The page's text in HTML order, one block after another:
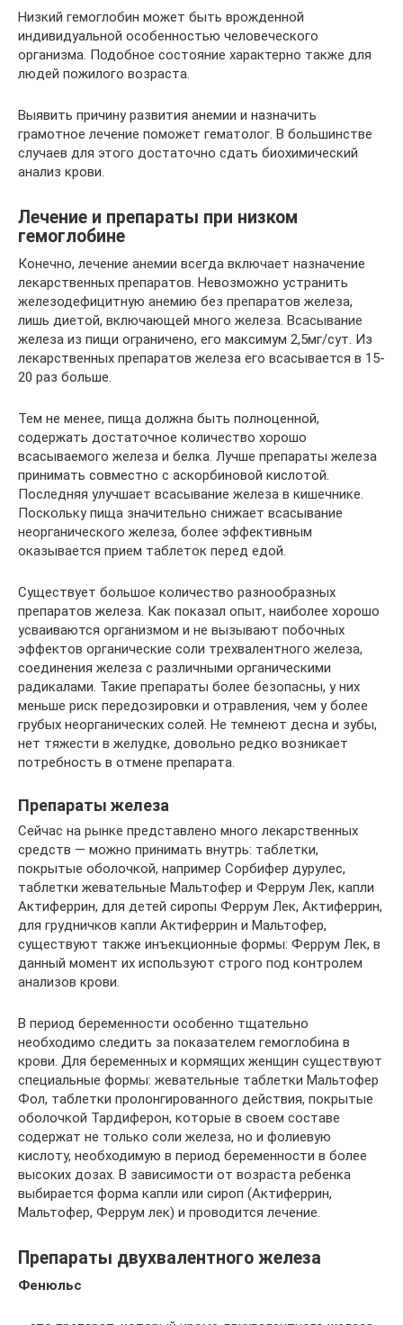
Низкий гемоглобин может быть врожденной
индивидуальной особенностью человеческого
организма. Подобное состояние характерно также для
людей пожилого возраста.
Выявить причину развития анемии и назначить
грамотное лечение поможет гематолог. В большинстве
случаев для этого достаточно сдать биохимический
анализ крови.
Лечение и препараты при низком
гемоглобине
Конечно, лечение анемии всегда включает назначение
лекарственных препаратов. Невозможно устранить
железодефицитную анемию без препаратов железа,
лишь диетой, включающей много железа. Всасывание
железа из пищи ограничено, его максимум 2,5мг/сут. Из
лекарственных препаратов железа его всасывается в 15-
20 раз больше.
Тем не менее, пища должна быть полноценной,
содержать достаточное количество хорошо
всасываемого железа и белка. Лучше препараты железа
принимать совместно с аскорбиновой кислотой.
Последняя улучшает всасывание железа в кишечнике.
Поскольку пища значительно снижает всасывание
неорганического железа, более эффективным
оказывается прием таблеток перед едой.
Существует большое количество разнообразных
препаратов железа. Как показал опыт, наиболее хорошо
усваиваются организмом и не вызывают побочных
эффектов органические соли трехвалентного железа,
соединения железа с различными органическими
радикалами. Такие препараты более безопасны, у них
меньше риск передозировки и отравления, чем у более
грубых неорганических солей. Не темнеют десна и зубы,
нет тяжести в желудке, довольно редко возникает
потребность в отмене препарата.
Препараты железа
Сейчас на рынке представлено много лекарственных
средств — можно принимать внутрь: таблетки,
покрытые оболочкой, например Сорбифер дурулес,
таблетки жевательные Мальтофер и Феррум Лек, капли
Актиферрин, для детей сиропы Феррум Лек, Актиферрин,
для грудничков капли Актиферрин и Мальтофер,
существуют также инъекционные формы: Феррум Лек, в
данный момент их используют строго под контролем
анализов крови.
В период беременности особенно тщательно
необходимо следить за показателем гемоглобина в
крови. Для беременных и кормящих женщин существуют
специальные формы: жевательные таблетки Мальтофер
Фол, таблетки пролонгированного действия, покрытые
оболочкой Тардиферон, которые в своем составе
содержат не только соли железа, но и фолиевую
кислоту, необходимую в период беременности в более
высоких дозах. В зависимости от возраста ребенка
выбирается форма капли или сироп (Актиферрин,
Мальтофер, Феррум лек) и проводится лечение.
Препараты двухвалентного железа
Фенюльс